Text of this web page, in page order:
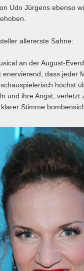
Udo Jürgens ebenso
allererste Sahne:
an der August-
dass jeder
höchst
und ihre Angst,
Stimme